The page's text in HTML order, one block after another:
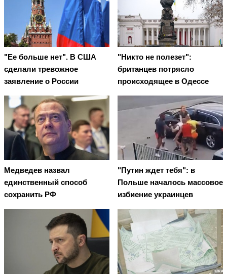
"Ее больше нет". В США
сделали тревожное
заявление о России
"Никто не полезет":
британцев потрясло
происходящее в Одессе
Медведев назвал
единственный способ
сохранить РФ
"Путин ждет тебя": в
Польше началось массовое
избиение украинцев